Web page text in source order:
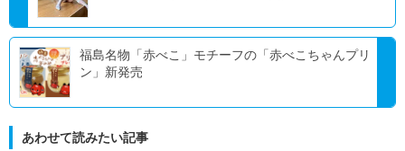
福島名物「赤べこ」モチーフの「赤べこちゃんプリ
ン」新発売
あわせて読みたい記事